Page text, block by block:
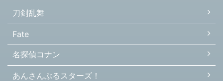
刀剣乱舞
Fate
名探偵コナン
あんさんぶるスターズ！